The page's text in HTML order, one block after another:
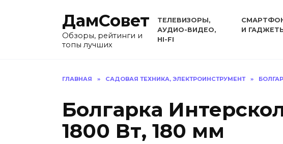
ДамСовет
Обзоры, рейтинги и
топы лучших
ТЕЛЕВИЗОРЫ,
АУДИО-ВИДЕО,
HI-FI
И
ГЛАВНАЯ » САДОВАЯ ТЕХНИКА, ЭЛЕКТРОИНСТРУМЕНТ »
Болгарка
1800 Вт, 180 мм